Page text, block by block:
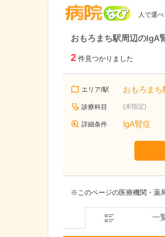
人で選
おもろまち駅周辺のIgA
2 件見つかりました
エリア/駅 おもろまち
診療科目 (未指定)
詳細条件 IgA腎症
※このページの医療機関・薬
一